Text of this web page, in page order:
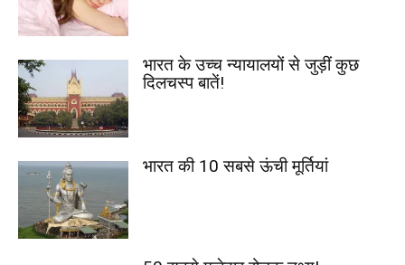
भारत के उच्च न्यायालयों से जुड़ीं कुछ
दिलचस्प बातें!
भारत की 10 सबसे ऊंची मूर्तियां